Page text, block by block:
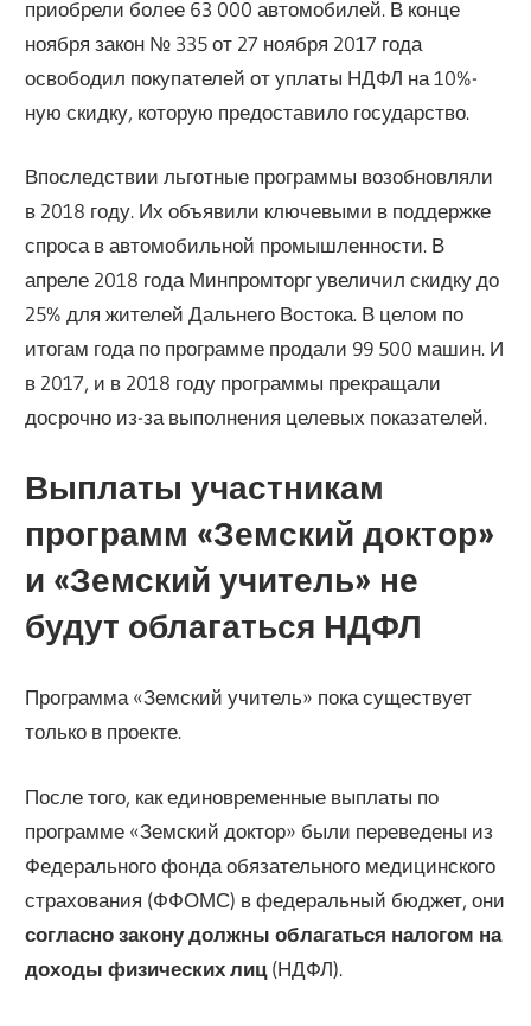
приобрели более 63 000 автомобилей. В конце
ноября закон № 335 от 27 ноября 2017 года
освободил покупателей от уплаты НДФЛ на 10%-
ную скидку, которую предоставило государство.
Впоследствии льготные программы возобновляли
в 2018 году. Их объявили ключевыми в поддержке
спроса в автомобильной промышленности. В
апреле 2018 года Минпромторг увеличил скидку до
25% для жителей Дальнего Востока. В целом по
итогам года по программе продали 99 500 машин. И
в 2017, и в 2018 году программы прекращали
досрочно из-за выполнения целевых показателей.
Выплаты участникам
программ «Земский доктор»
и «Земский учитель» не
будут облагаться НДФЛ
Программа «Земский учитель» пока существует
только в проекте.
После того, как единовременные выплаты по
программе «Земский доктор» были переведены из
Федерального фонда обязательного медицинского
страхования (ФФОМС) в федеральный бюджет, они
согласно закону должны облагаться налогом на
доходы физических лиц(НДФЛ).